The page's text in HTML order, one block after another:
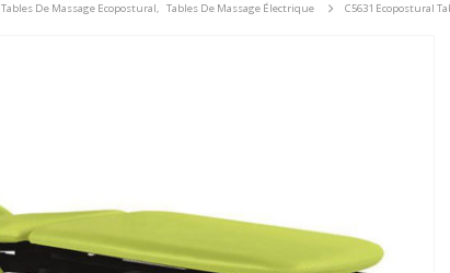
Tables De Massage Ecopostural, Tables De Massage Électrique C5631 Ecopostural